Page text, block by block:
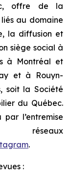
offre de la
au domaine
la diffusion et
siège social à
à Montréal et
et à Rouyn-
soit la Société
du Québec.
par l’entremise
.
: